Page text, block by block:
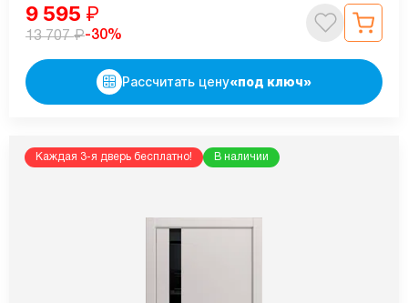
9 595 ₽
13 707₽-30%
Рассчитать цену«под ключ»
Каждая 3-я дверь бесплатно! В наличии